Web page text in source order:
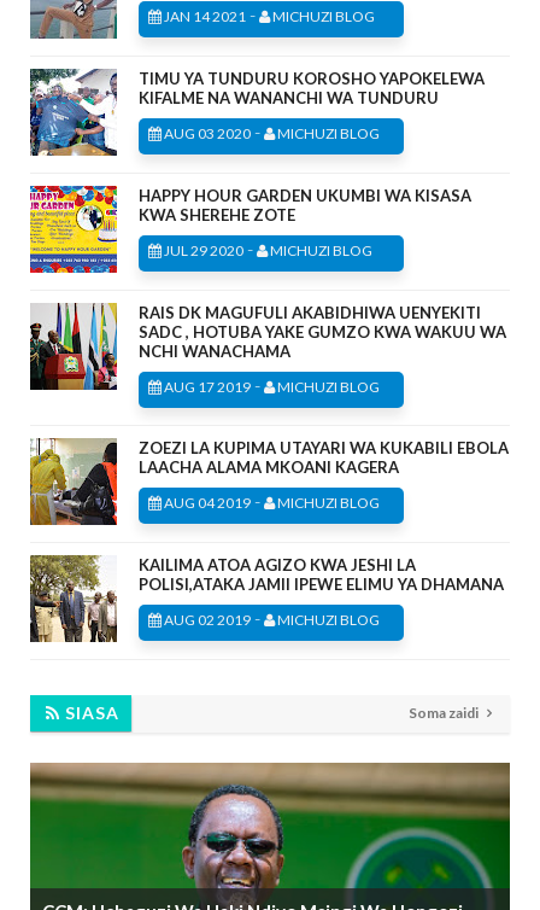
JAN 14 2021 - MICHUZI BLOG
TIMU YA TUNDURU KOROSHO YAPOKELEWA
KIFALME NA WANANCHI WA TUNDURU
AUG 03 2020 - MICHUZI BLOG
HAPPY HOUR GARDEN UKUMBI WA KISASA
KWA SHEREHE ZOTE
JUL 29 2020 - MICHUZI BLOG
RAIS DK MAGUFULI AKABIDHIWA UENYEKITI
SADC , HOTUBA YAKE GUMZO KWA WAKUU WA
NCHI WANACHAMA
AUG 17 2019 - MICHUZI BLOG
ZOEZI LA KUPIMA UTAYARI WA KUKABILI EBOLA
LAACHA ALAMA MKOANI KAGERA
AUG 04 2019 - MICHUZI BLOG
KAILIMA ATOA AGIZO KWA JESHI LA
POLISI,ATAKA JAMII IPEWE ELIMU YA DHAMANA
AUG 02 2019 - MICHUZI BLOG
SIASA Soma zaidi